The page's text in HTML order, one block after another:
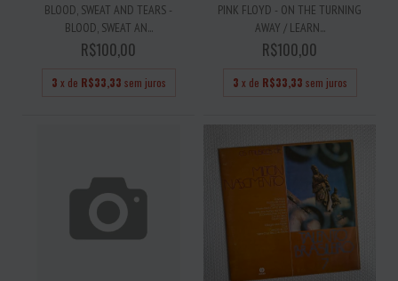
BLOOD, SWEAT AND TEARS -
BLOOD, SWEAT AN...
R$100,00
3 x de R$33,33 sem juros
PINK FLOYD - ON THE TURNING
AWAY / LEARN...
R$100,00
3 x de R$33,33 sem juros